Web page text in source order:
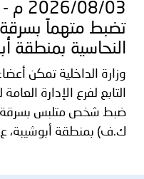
النحاسية بمنطقة
وزارة الداخلية تمكن
التابع لفرع الإدارة
ك.ف) بمنطقة أبوشيبة،